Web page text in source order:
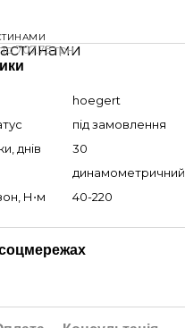
707.75 грн
hoegert
під замовлення
днів
30
динамометричний
Н⋅м
40-220